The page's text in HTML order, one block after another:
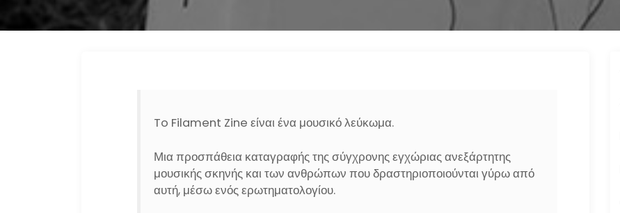
To Filament Zine είναι ένα μουσικό λεύκωμα.
Μια προσπάθεια καταγραφής της σύγχρονης εγχώριας ανεξάρτητης
μουσικής σκηνής και των ανθρώπων που δραστηριοποιούνται γύρω από
αυτή, μέσω ενός ερωτηματολογίου.